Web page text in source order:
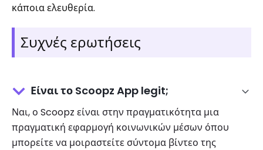
κάποια ελευθερία.
Συχνές ερωτήσεις
Είναι το Scoopz App legit;
Ναι, ο Scoopz είναι στην πραγματικότητα μια
πραγματική εφαρμογή κοινωνικών μέσων όπου
μπορείτε να μοιραστείτε σύντομα βίντεο της